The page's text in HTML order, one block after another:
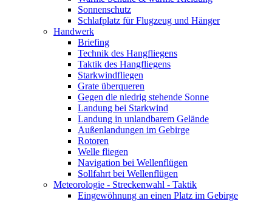
Sonnenschutz
Schlafplatz für Flugzeug und Hänger
Handwerk
Briefing
Technik des Hangfliegens
Taktik des Hangfliegens
Starkwindfliegen
Grate überqueren
Gegen die niedrig stehende Sonne
Landung bei Starkwind
Landung in unlandbarem Gelände
Außenlandungen im Gebirge
Rotoren
Welle fliegen
Navigation bei Wellenflügen
Sollfahrt bei Wellenflügen
Meteorologie - Streckenwahl - Taktik
Eingewöhnung an einen Platz im Gebirge